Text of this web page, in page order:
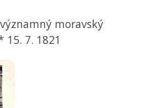
moravský
15. 7. 1821